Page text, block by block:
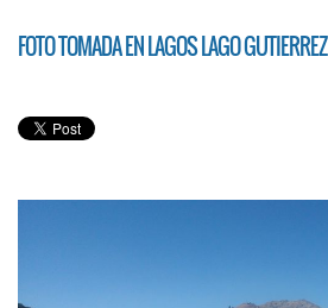
FOTO TOMADA EN LAGOS LAGO GUTIERREZ